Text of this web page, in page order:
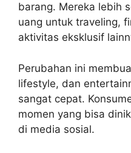
barang. Mereka lebih
uang untuk traveling,
aktivitas eksklusif
Perubahan ini
lifestyle, dan
sangat cepat.
momen yang bisa
di media sosial.